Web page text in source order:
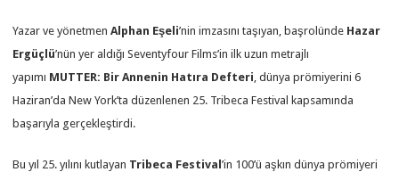
Yazar ve yönetmenAlphan Eşeli’nin imzasını taşıyan, başrolünde Hazar
Ergüçlü’nün yer aldığı Seventyfour Films’in ilk uzun metrajlı
yapımı MUTTER: Bir Annenin Hatıra Defteri , dünya prömiyerini 6
Haziran’da New York’ta düzenlenen 25. Tribeca Festival kapsamında
başarıyla gerçekleştirdi.
Bu yıl 25. yılını kutlayan Tribeca Festival’in 100’ü aşkın dünya prömiyeri